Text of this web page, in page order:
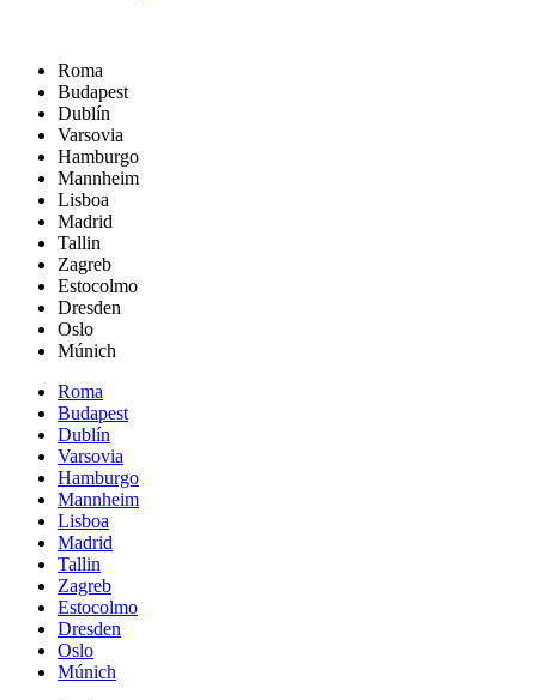
Roma
Budapest
Dublín
Varsovia
Hamburgo
Mannheim
Lisboa
Madrid
Tallin
Zagreb
Estocolmo
Dresden
Oslo
Múnich
Roma
Budapest
Dublín
Varsovia
Hamburgo
Mannheim
Lisboa
Madrid
Tallin
Zagreb
Estocolmo
Dresden
Oslo
Múnich